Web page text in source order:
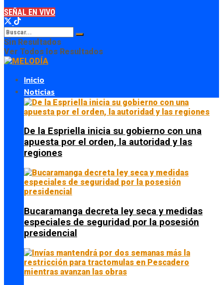
SEÑAL EN VIVO
Sin Resultados
Ver Todos los Resultados
Inicio
Noticias
De la Espriella inicia su gobierno con una
apuesta por el orden, la autoridad y las
regiones
Bucaramanga decreta ley seca y medidas
especiales de seguridad por la posesión
presidencial